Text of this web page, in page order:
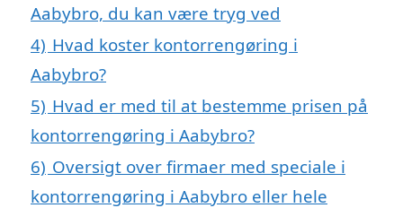
Aabybro, du kan være tryg ved
4) Hvad koster kontorrengøring i
Aabybro?
5) Hvad er med til at bestemme prisen på
kontorrengøring i Aabybro?
6) Oversigt over firmaer med speciale i
kontorrengøring i Aabybro eller hele